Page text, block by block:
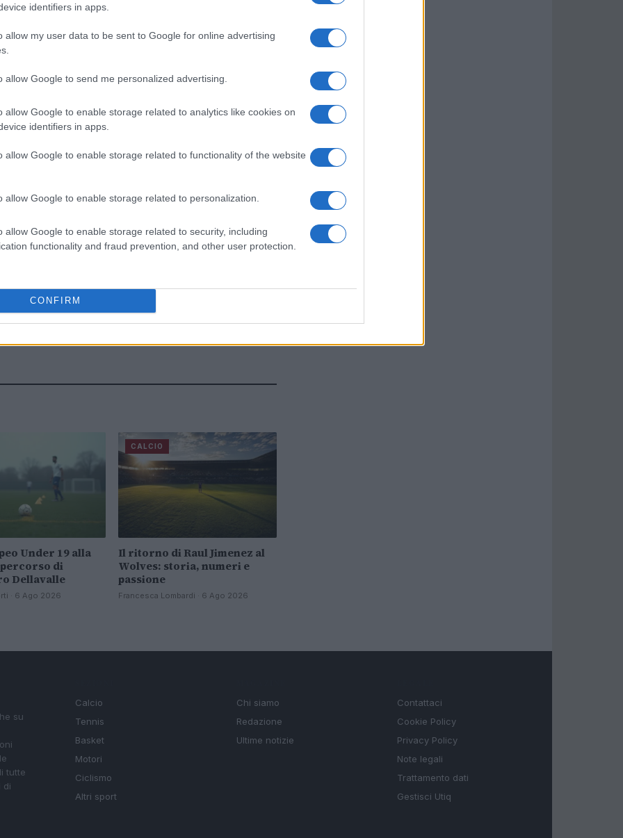
identifiers in apps.
allow my user data to be sent to Google for online advertising
allow Google to send me personalized advertising.
allow Google to enable storage related to analytics like cookies on
identifiers in apps.
allow Google to enable storage related to functionality of the website
allow Google to enable storage related to personalization.
allow Google to enable storage related to security, including
functionality and fraud prevention, and other user protection.
CONFIRM
dei Campioni, e di sicuro non era inferiore
Under 19 alla
di
Dellavalle
· 6 Ago 2026
CALCIO
Il ritorno di Raul Jimenez al
Wolves: storia, numeri e
passione
Francesca Lombardi · 6 Ago 2026
su
tutte
di
Calcio
Tennis
Basket
Motori
Ciclismo
Altri sport
Chi siamo
Redazione
Ultime notizie
Contattaci
Cookie Policy
Privacy Policy
Note legali
Trattamento dati
Gestisci Utiq